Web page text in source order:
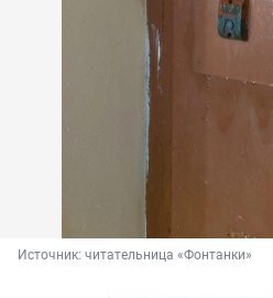
Источник: читательница «Фонтанки»